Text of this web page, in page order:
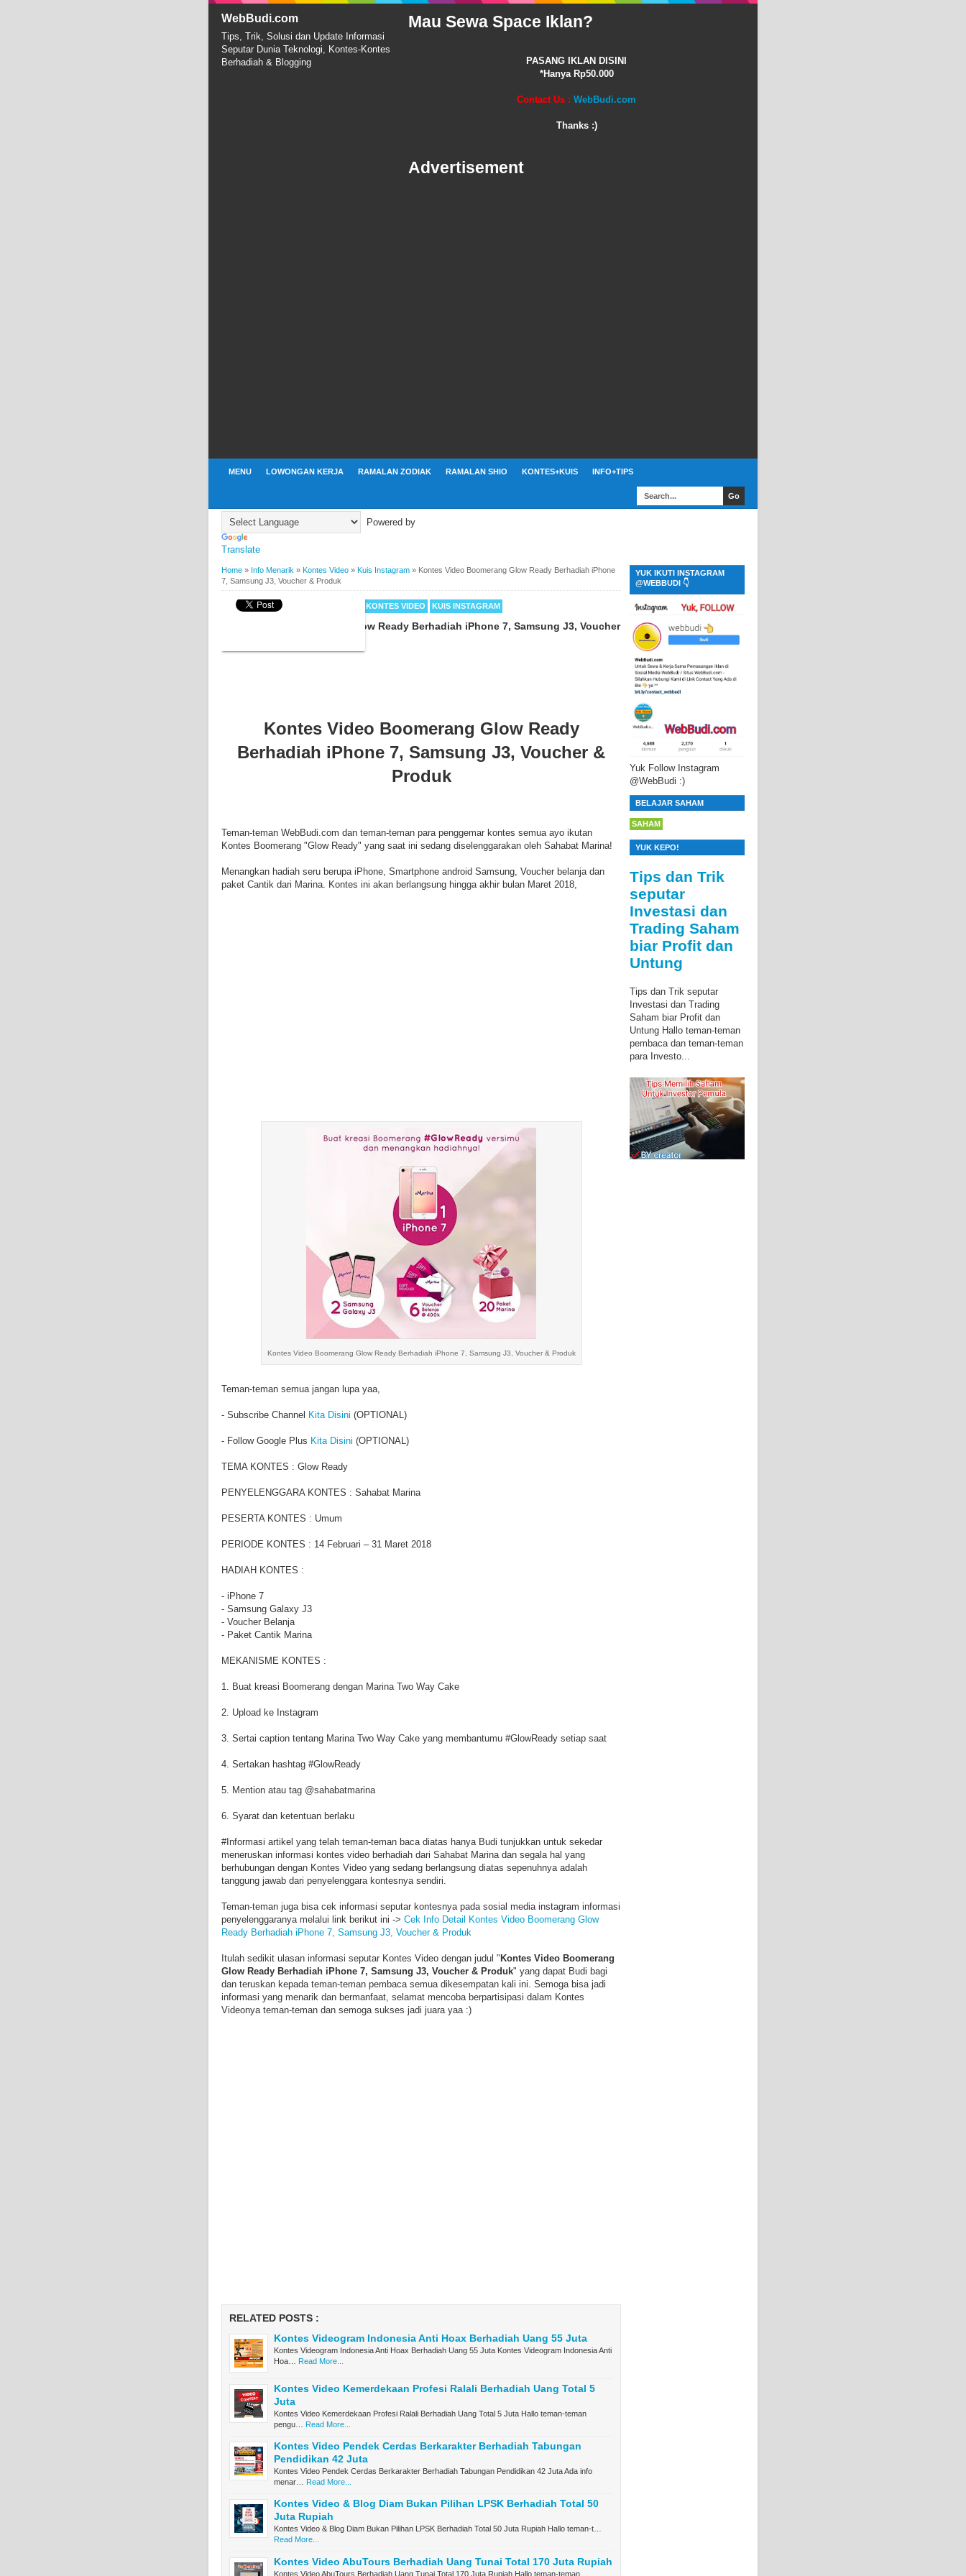
WebBudi.com
Tips, Trik, Solusi dan Update Informasi
Seputar Dunia Teknologi, Kontes-Kontes
Berhadiah & Blogging
Mau Sewa Space Iklan?
PASANG IKLAN DISINI
*Hanya Rp50.000
Contact Us : WebBudi.com
Thanks :)
Advertisement
MENU LOWONGAN KERJA RAMALAN ZODIAK RAMALAN SHIO KONTES+KUIS INFO+TIPS
Powered by
Translate
Home » Info Menarik » Kontes Video » Kuis Instagram » Kontes Video Boomerang Glow Ready Berhadiah iPhone
7, Samsung J3, Voucher & Produk
BYWEBBUDI.COM KONTES VIDEO KUIS INSTAGRAM
Kontes Video Boomerang Glow Ready Berhadiah iPhone 7, Samsung J3, Voucher
Kontes Video Boomerang Glow Ready
Berhadiah iPhone 7, Samsung J3, Voucher &
Produk
Teman-teman WebBudi.com dan teman-teman para penggemar kontes semua ayo ikutan
Kontes Boomerang "Glow Ready" yang saat ini sedang diselenggarakan oleh Sahabat Marina!
Menangkan hadiah seru berupa iPhone, Smartphone android Samsung, Voucher belanja dan
paket Cantik dari Marina. Kontes ini akan berlangsung hingga akhir bulan Maret 2018,
Kontes Video Boomerang Glow Ready Berhadiah iPhone 7, Samsung J3, Voucher & Produk
Teman-teman semua jangan lupa yaa,
- Subscribe Channel Kita Disini (OPTIONAL)
- Follow Google Plus Kita Disini (OPTIONAL)
TEMA KONTES : Glow Ready
PENYELENGGARA KONTES : Sahabat Marina
PESERTA KONTES : Umum
PERIODE KONTES : 14 Februari – 31 Maret 2018
HADIAH KONTES :
- iPhone 7
- Samsung Galaxy J3
- Voucher Belanja
- Paket Cantik Marina
MEKANISME KONTES :
1. Buat kreasi Boomerang dengan Marina Two Way Cake
2. Upload ke Instagram
3. Sertai caption tentang Marina Two Way Cake yang membantumu #GlowReady setiap saat
4. Sertakan hashtag #GlowReady
5. Mention atau tag @sahabatmarina
6. Syarat dan ketentuan berlaku
#Informasi artikel yang telah teman-teman baca diatas hanya Budi tunjukkan untuk sekedar
meneruskan informasi kontes video berhadiah dari Sahabat Marina dan segala hal yang
berhubungan dengan Kontes Video yang sedang berlangsung diatas sepenuhnya adalah
tanggung jawab dari penyelenggara kontesnya sendiri.
Teman-teman juga bisa cek informasi seputar kontesnya pada sosial media instagram informasi
penyelenggaranya melalui link berikut ini -> Cek Info Detail Kontes Video Boomerang Glow
Ready Berhadiah iPhone 7, Samsung J3, Voucher & Produk
Itulah sedikit ulasan informasi seputar Kontes Video dengan judul "Kontes Video Boomerang
Glow Ready Berhadiah iPhone 7, Samsung J3, Voucher & Produk" yang dapat Budi bagi
dan teruskan kepada teman-teman pembaca semua dikesempatan kali ini. Semoga bisa jadi
informasi yang menarik dan bermanfaat, selamat mencoba berpartisipasi dalam Kontes
Videonya teman-teman dan semoga sukses jadi juara yaa :)
RELATED POSTS :
Kontes Videogram Indonesia Anti Hoax Berhadiah Uang 55 Juta
Kontes Videogram Indonesia Anti Hoax Berhadiah Uang 55 Juta Kontes Videogram Indonesia Anti
Hoa…
Read More...
Kontes Video Kemerdekaan Profesi Ralali Berhadiah Uang Total 5
Juta
Kontes Video Kemerdekaan Profesi Ralali Berhadiah Uang Total 5 Juta Hallo teman-teman
pengu…
Read More...
Kontes Video Pendek Cerdas Berkarakter Berhadiah Tabungan
Pendidikan 42 Juta
Kontes Video Pendek Cerdas Berkarakter Berhadiah Tabungan Pendidikan 42 Juta Ada info
menar…
Read More...
Kontes Video & Blog Diam Bukan Pilihan LPSK Berhadiah Total 50
Juta Rupiah
Kontes Video & Blog Diam Bukan Pilihan LPSK Berhadiah Total 50 Juta Rupiah Hallo teman-t…
Read More...
Kontes Video AbuTours Berhadiah Uang Tunai Total 170 Juta Rupiah
Kontes Video AbuTours Berhadiah Uang Tunai Total 170 Juta Rupiah Hallo teman-teman
YUK IKUTI INSTAGRAM
@WEBBUDI 👇
Yuk Follow Instagram
@WebBudi :)
BELAJAR SAHAM
SAHAM
YUK KEPO!
Tips dan Trik
seputar
Investasi dan
Trading Saham
biar Profit dan
Untung
Tips dan Trik seputar
Investasi dan Trading
Saham biar Profit dan
Untung Hallo teman-teman
pembaca dan teman-teman
para Investo...